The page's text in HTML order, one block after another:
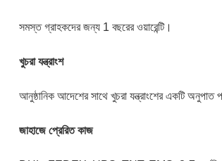
সমস্ত গ্রাহকদের জন্য 1 বছরের ওয়ারেন্টি।
খুচরা যন্ত্রাংশ
আনুষ্ঠানিক আদেশের সাথে খুচরা যন্ত্রাংশের একটি অনুপাত
জাহাজে প্রেরিত কাজ